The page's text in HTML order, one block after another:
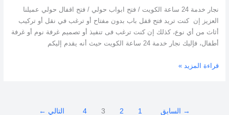
نجار خدمة 24 ساعة الكويت / فتح ابواب حولي / فتح اقفال حولي عميلنا
العزيز إن كنت تريد فتح قفل باب بدون مفتاح أو ترغب في نقل أو تركيب
أثاث من أي نوع، كذلك إن كنت ترغب فى تنفيذ أو تصميم غرفة نوم أو غرفة
أطفال، فإليك نجار خدمة 24 ساعة الكويت حيث أنه يقدم إليكم
قراءة المزيد »
→ السابق 1
2
3
4 التالي ←